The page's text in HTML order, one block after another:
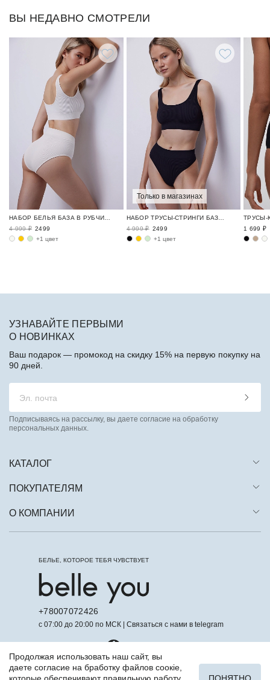
ВЫ НЕДАВНО СМОТРЕЛИ
4 999 ₽ 2499
+1 цвет
Только в магазинах
4 999 ₽ 2499
+1 цвет
1 699 ₽
КАТАЛОГ
ПОКУПАТЕЛЯМ
О КОМПАНИИ
УЗНАВАЙТЕ ПЕРВЫМИ
О НОВИНКАХ
Ваш подарок — промокод на скидку 15% на первую покупку на
90 дней.
Подписываясь на рассылку, вы даете согласие на обработку
персональных данных.
БЕЛЬЕ, КОТОРОЕ ТЕБЯ ЧУВСТВУЕТ
+78007072426
с 07:00 до 20:00 по МСК | Связаться с нами в telegram
Продолжая использовать наш сайт, вы
даете согласие на бработку файлов соокіе,